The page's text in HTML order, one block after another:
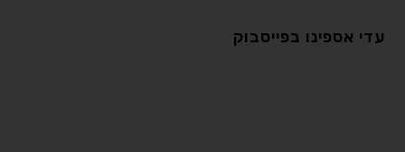
עדי אספינו בפייסבוק